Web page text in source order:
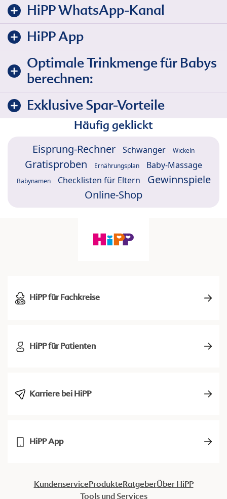
HiPP WhatsApp-Kanal
HiPP App
Optimale Trinkmenge für Babys
berechnen:
Exklusive Spar-Vorteile
Häufig geklickt
Eisprung-Rechner Schwanger Wickeln
Gratisproben Ernährungsplan Baby-Massage
Babynamen Checklisten für Eltern
Gewinnspiele
Online-Shop
HiPP für Fachkreise
HiPP für Patienten
Karriere bei HiPP
HiPP App
KundenserviceProdukteRatgeberÜber HiPP
Tools und Services